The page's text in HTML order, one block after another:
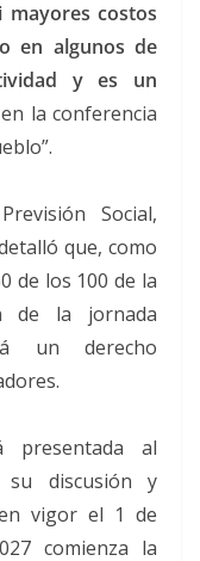
costos
en algunos de
y es un
la conferencia
Social,
que, como
de los 100 de la
de la jornada
un derecho
presentada al
discusión y
vigor el 1 de
comienza la